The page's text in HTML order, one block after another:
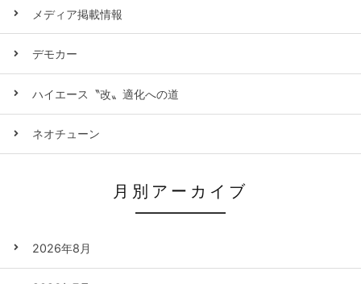
メディア掲載情報
デモカー
ハイエース〝改〟適化への道
ネオチューン
月別アーカイブ
2026年8月